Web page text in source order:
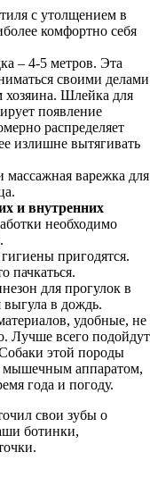
с утолщением в
комфортно себя
– 4-5 метров. Эта
своими делами
хозяина. Шлейка для
появление
распределяет
излишне вытягивать
массажная варежка для
и внутренних
необходимо
пригодятся.
пачкаться.
для прогулок в
выгула в дождь.
удобные, не
Лучше всего подойдут
этой породы
аппаратом,
года и погоду.
свои зубы о
ботинки,